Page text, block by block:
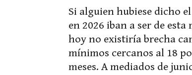
Si alguien hubiese dicho
en 2026 iban a ser de
hoy no existiría brecha
mínimos cercanos al 18
meses. A mediados de